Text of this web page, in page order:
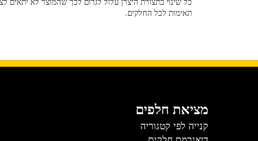
תאימות לכל החלקים.
מציאת חלפים
קנייה לפי קטגוריה